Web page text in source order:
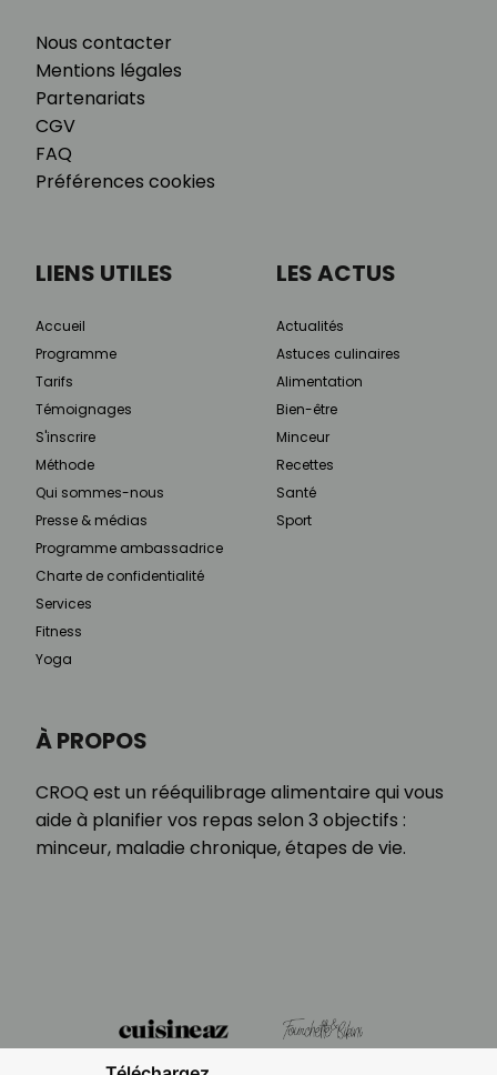
Nous contacter
Mentions légales
Partenariats
CGV
FAQ
Préférences cookies
À PROPOS
CROQ est un rééquilibrage alimentaire qui vous
aide à planifier vos repas selon 3 objectifs :
minceur, maladie chronique, étapes de vie.
LIENS UTILES
Accueil
Programme
Tarifs
Témoignages
S'inscrire
Méthode
Qui sommes-nous
Presse & médias
Programme ambassadrice
Charte de confidentialité
Services
Fitness
Yoga
LES ACTUS
Actualités
Astuces culinaires
Alimentation
Bien-être
Minceur
Recettes
Santé
Sport